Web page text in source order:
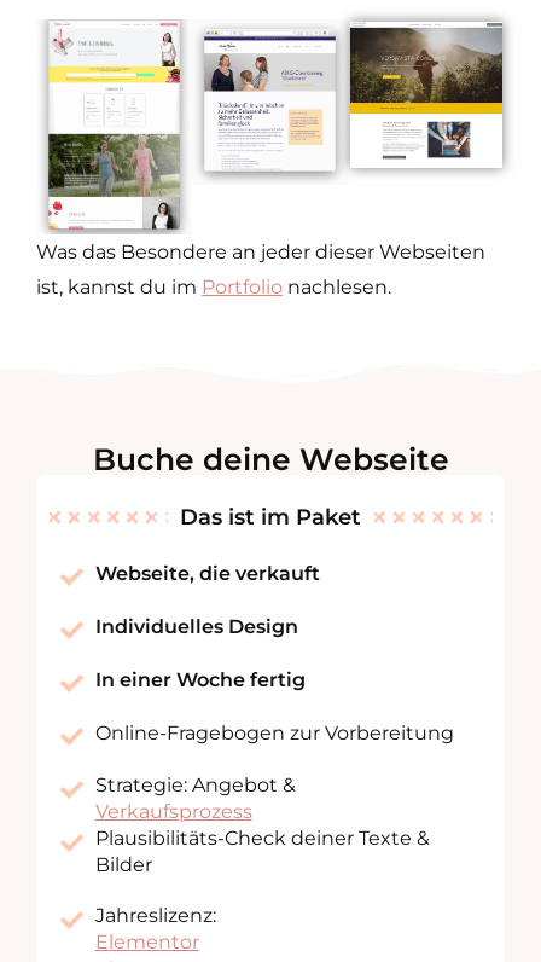
Was das Besondere an jeder dieser Webseiten
ist, kannst du im Portfolio nachlesen.
Buche deine Webseite
Das ist im Paket
Webseite, die verkauft
Individuelles Design
In einer Woche fertig
Online-Fragebogen zur Vorbereitung
Strategie: Angebot &
Verkaufsprozess
Plausibilitäts-Check deiner Texte &
Bilder
Jahreslizenz:
Elementor